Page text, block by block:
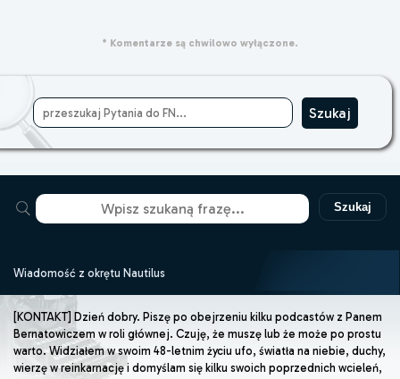
* Komentarze są chwilowo wyłączone.
Szukaj
Wiadomość z okrętu Nautilus
[KONTAKT] Dzień dobry. Piszę po obejrzeniu kilku podcastów z Panem
Bernatowiczem w roli głównej. Czuję, że muszę lub że może po prostu
warto. Widziałem w swoim 48-letnim życiu ufo, światła na niebie, duchy,
wierzę w reinkarnację i domyślam się kilku swoich poprzednich wcieleń,